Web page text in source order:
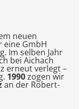
neuen
eine GmbH
Im selben Jahr
bei Aichach
erneut verlegt –
1990zogen wir
an der Robert-